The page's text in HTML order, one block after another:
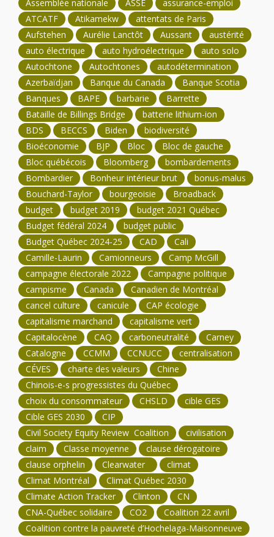
Assemblée nationale ASSÉ
assurance-emploi
ATCATF
Atikamekw
attentats de Paris
Aufstehen
Aurélie Lanctôt Aussant
austérité
auto électrique
auto hydroélectrique
auto solo
Autochtone
Autochtones
autodétermination
Azerbaïdjan
Banque du Canada
Banque Scotia
Banques
BAPE barbarie
Barrette
Bataille de Billings Bridge
batterie lithium-ion
BDS
BECCS Biden
biodiversité
Bioéconomie
BJP Bloc
Bloc de gauche
Bloc québécois
Bloomberg
bombardements
Bombardier
Bonheur intérieur brut
bonus-malus
Bouchard-Taylor
bourgeoisie
Broadback
budget
budget 2019
budget 2021 Québec
Budget fédéral 2024
budget public
Budget Québec 2024-25
CAD
Cali
Camille-Laurin
Camionneurs
Camp McGill
campagne électorale 2022
Campagne politique
campisme
Canada
Canadien de Montréal
cancel culture
canicule
CAP écologie
capitalisme marchand
capitalisme vert
Capitalocène
CAQ carboneutralité
Carney
Catalogne
CCMM CCNUCC
centralisation
CÉVES
charte des valeurs
Chine
Chinois-e-s progressistes du Québec
choix du consommateur
CHSLD
cible GES
Cible GES 2030
CIP
Civil Society Equity Review Coalition
civilisation
claim
Classe moyenne
clause dérogatoire
clause orphelin
Clearwater
climat
Climat Montréal
Climat Québec 2030
Climate Action Tracker
Clinton
CN
CNA-Québec solidaire
CO2
Coalition 22 avril
Coalition contre la pauvreté d’Hochelaga-Maisonneuve